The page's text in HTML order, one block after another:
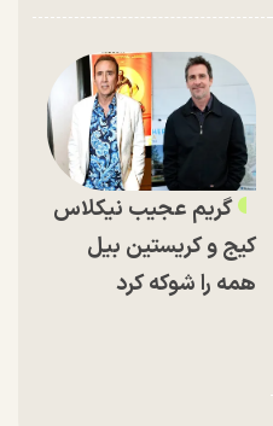
گریم عجیب نیکلاس
کیج و کریستین بیل
همه را شوکه کرد